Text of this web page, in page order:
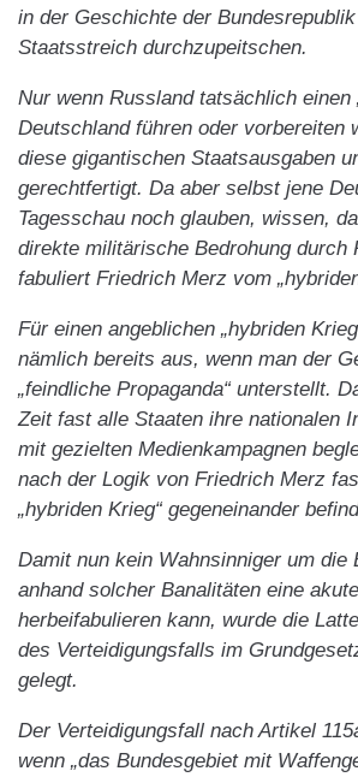
in der Geschichte der
Staatsstreich durchzupeitschen.
Nur wenn Russland tatsächlich einen
Deutschland führen oder vorbereiten
diese gigantischen Staatsausgaben
gerechtfertigt. Da aber selbst jene
Tagesschau noch glauben, wissen,
direkte militärische Bedrohung durch
fabuliert Friedrich Merz vom
Für einen angeblichen „hybriden
nämlich bereits aus, wenn man der
„feindliche Propaganda“ unterstellt.
Zeit fast alle Staaten ihre nationalen
mit gezielten Medienkampagnen
nach der Logik von Friedrich Merz
„hybriden Krieg“ gegeneinander
Damit nun kein Wahnsinniger um die
anhand solcher Banalitäten eine
herbeifabulieren kann, wurde die
des Verteidigungsfalls im
gelegt.
Der Verteidigungsfall nach Artikel
wenn „das Bundesgebiet mit